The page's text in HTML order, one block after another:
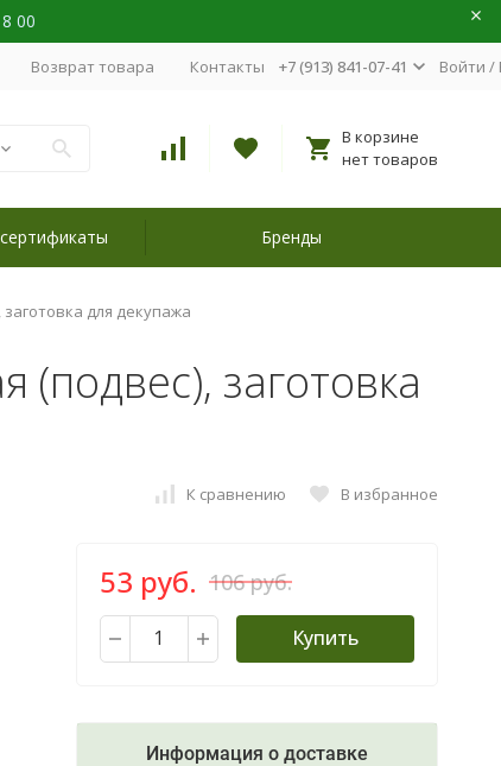
00
Возврат товара Контакты +7 (913) 841-07-41 Войти /
В корзине
нет товаров
Бренды
заготовка для декупажа
(подвес), заготовка
К сравнению В избранное
53 руб. 106 руб.
Купить
Информация о доставке